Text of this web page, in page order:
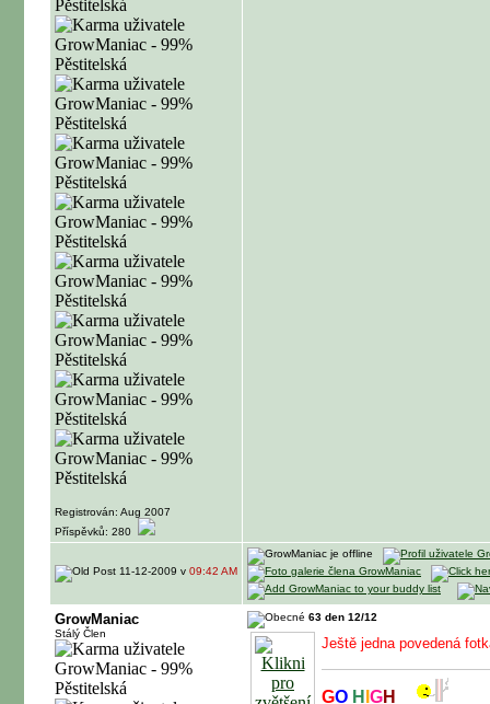
Registrován: Aug 2007
Příspěvků: 280
11-12-2009 v 09:42 AM
GrowManiac
Stálý Člen
63 den 12/12
Ještě jedna povedená
GO H GH